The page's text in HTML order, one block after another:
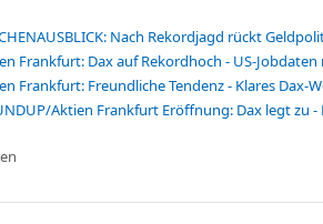
Nach Rekordjagd rückt
Frankfurt: Dax auf Rekordhoch - US-
Frankfurt: Freundliche Tendenz - Klares Dax-
Aktien Frankfurt Eröffnung: Dax legt zu -